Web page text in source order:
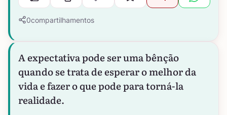
0compartilhamentos
A expectativa pode ser uma bênção
quando se trata de esperar o melhor da
vida e fazer o que pode para torná-la
realidade.